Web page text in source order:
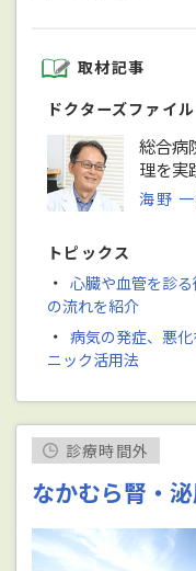
取材記事
ドクターズファイル
総合病
理を実
海野
トピックス
・ 心臓や血管を診
の流れを紹介
・ 病気の発症、悪
ニック活用法
診療時間外
なかむら腎・